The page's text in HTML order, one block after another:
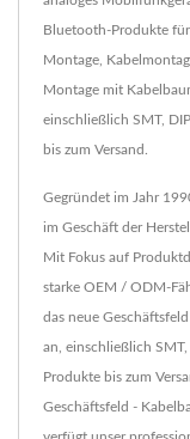
Bluetooth-Produkte
Montage,
Montage mit
einschließlich SMT,
bis zum Versand.
Gegründet im Jahr
im Geschäft der
Mit Fokus auf
starke OEM / ODM-
das neue
an, einschließlich
Produkte bis zum
Geschäftsfeld -